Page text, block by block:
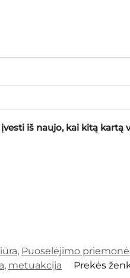
iš naujo, kai kitą kartą
, Puoselėjimo
, metuakcija Prekės